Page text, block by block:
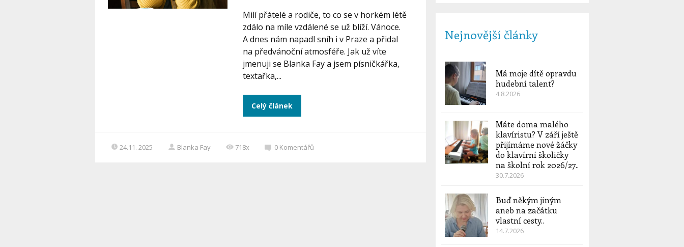
Milí přátelé a rodiče, to co se v horkém létě
zdálo na míle vzdálené se už blíží. Vánoce.
A dnes nám napadl sníh i v Praze a přidal
na předvánoční atmosféře. Jak už víte
jmenuji se Blanka Fay a jsem písničkářka,
textařka,...
Celý článek
24.11. 2025 Blanka Fay 718x 0 Komentářů
Nejnovější články
Má moje dítě opravdu
hudební talent?
4.8.2026
Máte doma malého
klavíristu? V září ještě
přijímáme nové žáčky
do klavírní školičky
na školní rok 2026/27..
30.7.2026
Buď někým jiným
aneb na začátku
vlastní cesty..
14.7.2026